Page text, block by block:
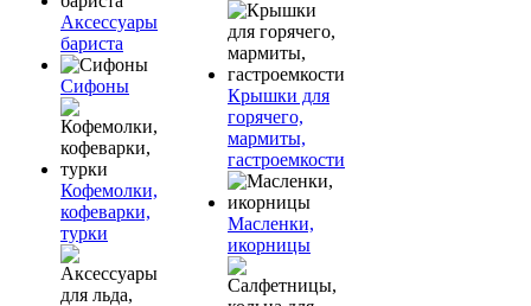
Аксессуары
бариста
Сифоны
Кофемолки,
кофеварки,
турки
Крышки для
горячего,
мармиты,
гастроемкости
Масленки,
икорницы